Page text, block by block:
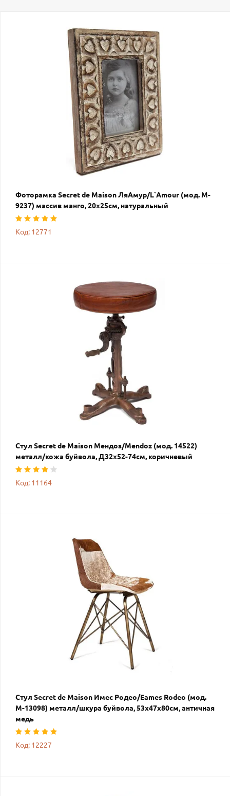
Фоторамка Secret de Maison ЛяАмур/L`Amour (мод. M-
9237) массив манго, 20х25см, натуральный
Код: 12771
Стул Secret de Maison Мендоз/Mendoz (мод. 14522)
металл/кожа буйвола, Д32х52-74см, коричневый
Код: 11164
Стул Secret de Maison Имес Родео/Eames Rodeo (мод.
M-13098) металл/шкура буйвола, 53х47х80см, античная
медь
Код: 12227